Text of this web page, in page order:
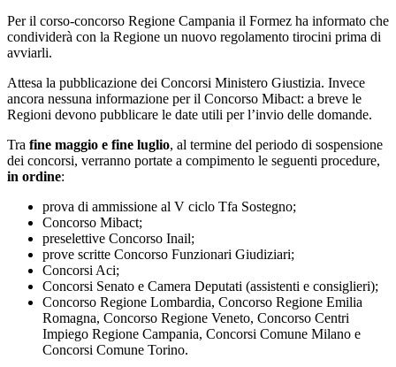
Per il corso-concorso Regione Campania il Formez ha informato che
condividerà con la Regione un nuovo regolamento tirocini prima di
avviarli.
Attesa la pubblicazione dei Concorsi Ministero Giustizia. Invece
ancora nessuna informazione per il Concorso Mibact: a breve le
Regioni devono pubblicare le date utili per l’invio delle domande.
Tra fine maggio e fine luglio, al termine del periodo di sospensione
dei concorsi, verranno portate a compimento le seguenti procedure,
in ordine:
prova di ammissione al V ciclo Tfa Sostegno;
Concorso Mibact;
preselettive Concorso Inail;
prove scritte Concorso Funzionari Giudiziari;
Concorsi Aci;
Concorsi Senato e Camera Deputati (assistenti e consiglieri);
Concorso Regione Lombardia, Concorso Regione Emilia
Romagna, Concorso Regione Veneto, Concorso Centri
Impiego Regione Campania, Concorsi Comune Milano e
Concorsi Comune Torino.